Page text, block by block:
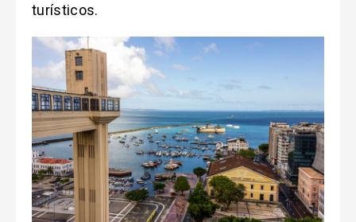
turísticos.